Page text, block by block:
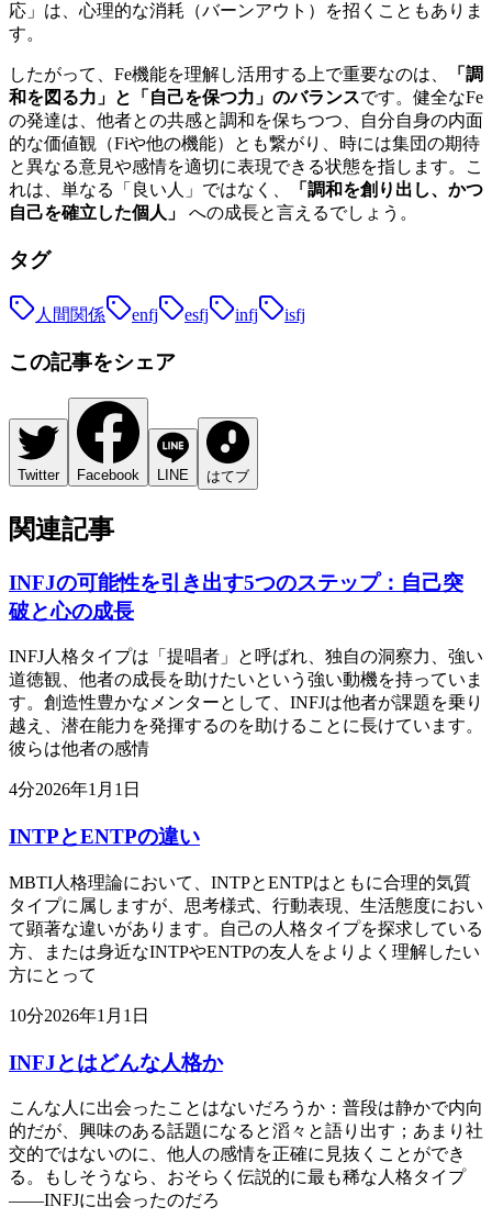
応」は、心理的な消耗（バーンアウト）を招くこともありま
す。
したがって、Fe機能を理解し活用する上で重要なのは、
「調
和を図る力」と「自己を保つ力」のバランスです。健全なFe
の発達は、他者との共感と調和を保ちつつ、自分自身の内面
的な価値観（Fiや他の機能）とも繋がり、時には集団の期待
と異なる意見や感情を適切に表現できる状態を指します。こ
れは、単なる「良い人」ではなく、
「調和を創り出し、かつ
自己を確立した個人」
への成長と言えるでしょう。
タグ
人間関係 enfj esfj infj isfj
この記事をシェア
Twitter Facebook LINE はてブ
関連記事
INFJの可能性を引き出す5つのステップ：自己突
破と心の成長
INFJ人格タイプは「提唱者」と呼ばれ、独自の洞察力、強い
道徳観、他者の成長を助けたいという強い動機を持っていま
す。創造性豊かなメンターとして、INFJは他者が課題を乗り
越え、潜在能力を発揮するのを助けることに長けています。
彼らは他者の感情
4分2026年1月1日
INTPとENTPの違い
MBTI人格理論において、INTPとENTPはともに合理的気質
タイプに属しますが、思考様式、行動表現、生活態度におい
て顕著な違いがあります。自己の人格タイプを探求している
方、または身近なINTPやENTPの友人をよりよく理解したい
方にとって
10分2026年1月1日
INFJとはどんな人格か
こんな人に出会ったことはないだろうか：普段は静かで内向
的だが、興味のある話題になると滔々と語り出す；あまり社
交的ではないのに、他人の感情を正確に見抜くことができ
る。もしそうなら、おそらく伝説的に最も稀な人格タイプ
——INFJに出会ったのだろ